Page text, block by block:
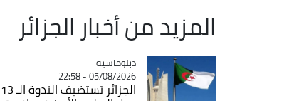
المزيد من أخبار الجزائر
Catégorie
دبلوماسية
05/08/2026 - 22:58
الجزائر تستضيف الندوة الـ 13